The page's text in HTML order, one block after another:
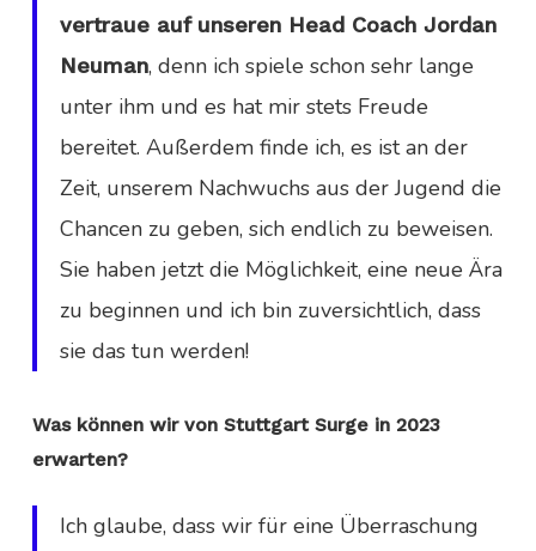
vertraue auf unseren Head Coach Jordan
Neuman, denn ich spiele schon sehr lange
unter ihm und es hat mir stets Freude
bereitet. Außerdem finde ich, es ist an der
Zeit, unserem Nachwuchs aus der Jugend die
Chancen zu geben, sich endlich zu beweisen.
Sie haben jetzt die Möglichkeit, eine neue Ära
zu beginnen und ich bin zuversichtlich, dass
sie das tun werden!
Was können wir von Stuttgart Surge in 2023
erwarten?
Ich glaube, dass wir für eine Überraschung